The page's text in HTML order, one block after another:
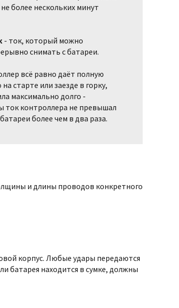
более нескольких минут
- ток, который можно
снимать с батареи.
всё равно даёт полную
старте или заезде в горку,
максимально долго -
ток контроллера не превышал
более чем в два раза.
и длины проводов конкретного
корпус. Любые удары передаются
батарея находится в сумке, должны